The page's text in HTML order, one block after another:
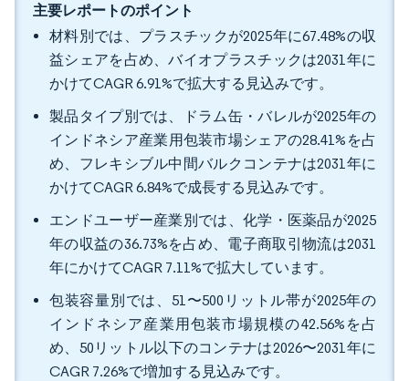
主要レポートのポイント
材料別では、プラスチックが2025年に67.48%の収
益シェアを占め、バイオプラスチックは2031年に
かけてCAGR 6.91%で拡大する見込みです。
製品タイプ別では、ドラム缶・バレルが2025年の
インドネシア産業用包装市場シェアの28.41%を占
め、フレキシブル中間バルクコンテナは2031年に
かけてCAGR 6.84%で成長する見込みです。
エンドユーザー産業別では、化学・医薬品が2025
年の収益の36.73%を占め、電子商取引物流は2031
年にかけてCAGR 7.11%で拡大しています。
包装容量別では、51〜500リットル帯が2025年の
インドネシア産業用包装市場規模の42.56%を占
め、50リットル以下のコンテナは2026〜2031年に
CAGR 7.26%で増加する見込みです。